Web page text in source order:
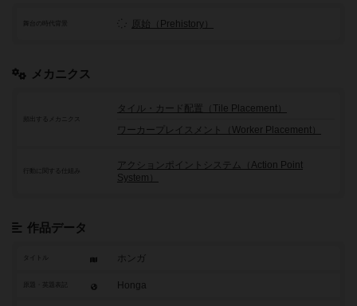
舞台の時代背景 原始（Prehistory）
メカニクス
頻出するメカニクス
タイル・カード配置（Tile Placement）
ワーカープレイスメント（Worker Placement）
行動に関する仕組み
アクションポイントシステム（Action Point
System）
作品データ
タイトル ホンガ
Honga